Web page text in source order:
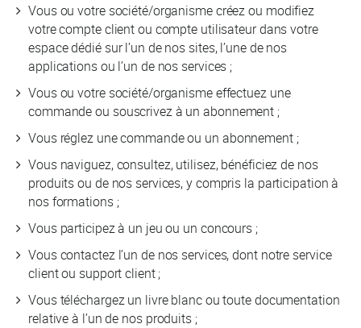
Vous ou votre société/organisme créez ou modifiez
votre compte client ou compte utilisateur dans votre
espace dédié sur l’un de nos sites, l’une de nos
applications ou l’un de nos services ;
Vous ou votre société/organisme effectuez une
commande ou souscrivez à un abonnement ;
Vous réglez une commande ou un abonnement ;
Vous naviguez, consultez, utilisez, bénéficiez de nos
produits ou de nos services, y compris la participation à
nos formations ;
Vous participez à un jeu ou un concours ;
Vous contactez l’un de nos services, dont notre service
client ou support client ;
Vous téléchargez un livre blanc ou toute documentation
relative à l’un de nos produits ;